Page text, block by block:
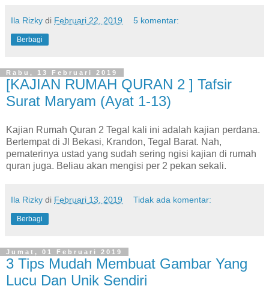
Ila Rizky di Februari 22, 2019 5 komentar:
Berbagi
Rabu, 13 Februari 2019
[KAJIAN RUMAH QURAN 2 ] Tafsir
Surat Maryam (Ayat 1-13)
Kajian Rumah Quran 2 Tegal kali ini adalah kajian perdana.
Bertempat di Jl Bekasi, Krandon, Tegal Barat. Nah,
pematerinya ustad yang sudah sering ngisi kajian di rumah
quran juga. Beliau akan mengisi per 2 pekan sekali.
Ila Rizky di Februari 13, 2019 Tidak ada komentar:
Berbagi
Jumat, 01 Februari 2019
3 Tips Mudah Membuat Gambar Yang
Lucu Dan Unik Sendiri